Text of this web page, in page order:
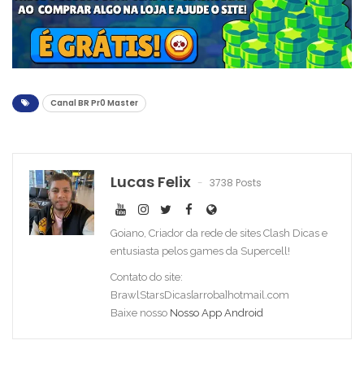
Canal BR Pr0 Master
Lucas Felix 3738 Posts
Goiano, Criador da rede de sites Clash Dicas e
entusiasta pelos games da Supercell!
Contato do site:
BrawlStarsDicas[arroba]hotmail.com
Baixe nosso Nosso App Android